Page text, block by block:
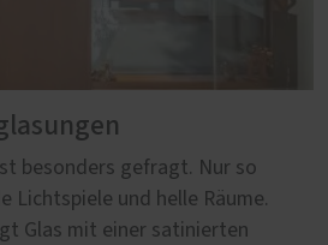
besonders gefragt. Nur so
Lichtspiele und helle Räume.
Glas mit einer satinierten